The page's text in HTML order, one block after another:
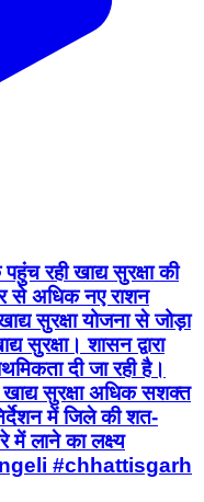
रही खाद्य सुरक्षा की
से अधिक नए राशन
सुरक्षा योजना से जोड़ा
शासन द्वारा
दी जा रही है।
सुरक्षा अधिक सशक्त
में जिले की शत-
में लाने का लक्ष्य
#chhattisgarh